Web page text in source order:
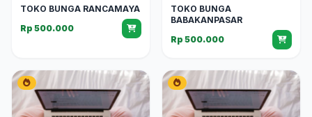
TOKO BUNGA RANCAMAYA
Rp 500.000
TOKO BUNGA
BABAKANPASAR
Rp 500.000